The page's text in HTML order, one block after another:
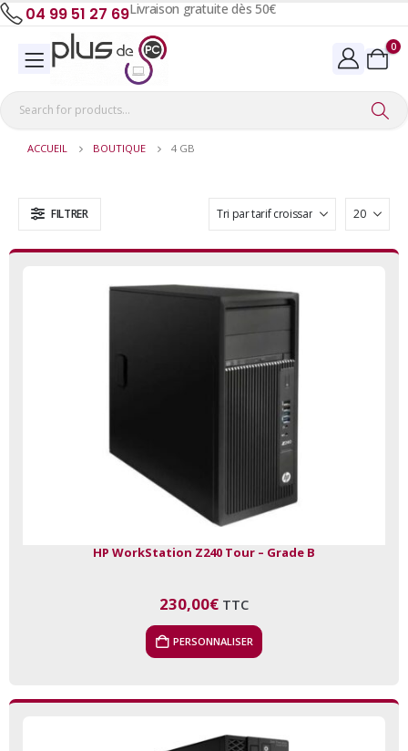
04 99 51 27 69Livraison gratuite dès 50€
0
ACCUEIL BOUTIQUE 4 GB
FILTRER
HP WorkStation Z240 Tour – Grade B
230,00€ TTC
PERSONNALISER